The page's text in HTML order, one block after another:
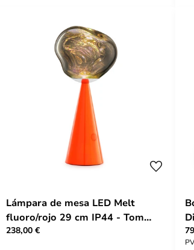
Lámpara de mesa LED Melt
fluoro/rojo 29 cm IP44 - Tom
Dixon
238,00 €